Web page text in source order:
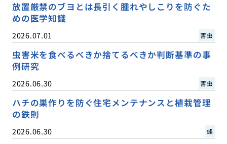
放置厳禁のブヨとは長引く腫れやしこりを防ぐた
めの医学知識
2026.07.01 害虫
虫害米を食べるべきか捨てるべきか判断基準の事
例研究
2026.06.30 害虫
ハチの巣作りを防ぐ住宅メンテナンスと植栽管理
の鉄則
2026.06.30 蜂